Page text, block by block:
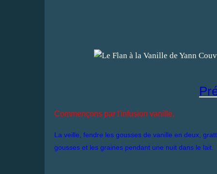
Commençons par l'infusion vanille,
La veille, fendre les gousses de vanille en deux,
gousses et les graines pendant une nuit dans le lait.